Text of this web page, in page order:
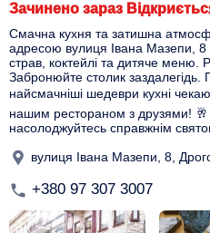
Зачинено зараз
Смачна кухня та затишна
адресою вулиця Івана Мазепи, 8
страв, коктейлі та дитяче меню.
Забронюйте столик заздалегідь.
найсмачніші шедеври кухні
нашим рестораном з друзями! 🥂
насолоджуйтесь справжнім
вулиця Івана Мазепи, 8,
+380 97 307 3007